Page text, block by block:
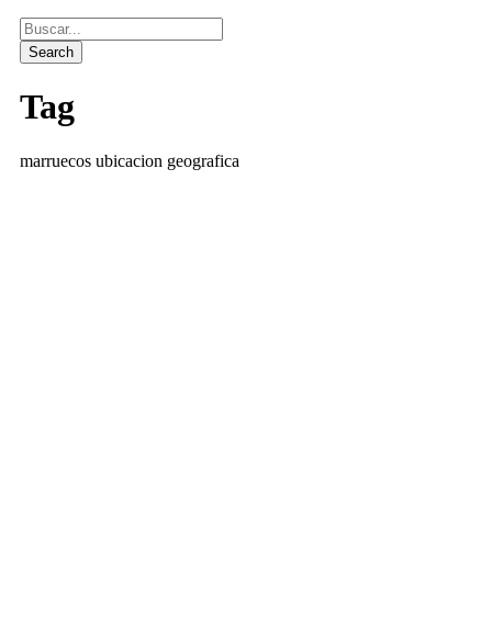
Tag
marruecos ubicacion geografica